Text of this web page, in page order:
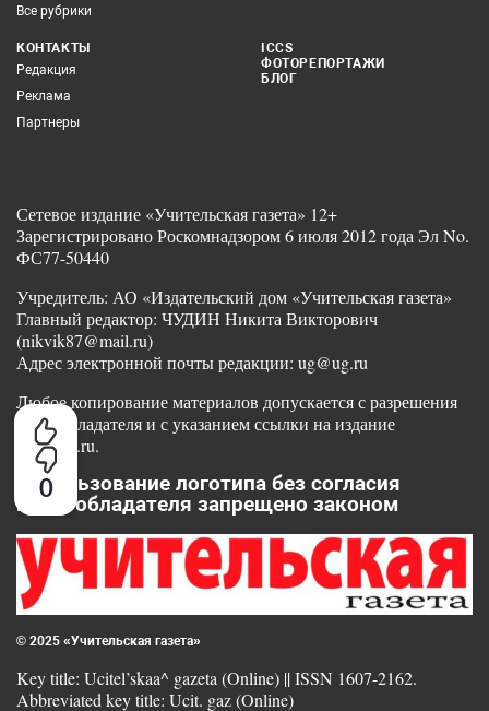
0
Все рубрики
КОНТАКТЫ
Редакция
Реклама
Партнеры
ICCS
ФОТОРЕПОРТАЖИ
БЛОГ
Сетевое издание «Учительская газета» 12+
Зарегистрировано Роскомнадзором 6 июля 2012 года Эл No.
ФС77-50440
Учредитель: АО «Издательский дом «Учительская газета»
Главный редактор: ЧУДИН Никита Викторович
(nikvik87@mail.ru)
Адрес электронной почты редакции: ug@ug.ru
Любое копирование материалов допускается с разрешения
правообладателя и с указанием ссылки на издание
www.ug.ru.
Использование логотипа без согласия
правообладателя запрещено законом
© 2025 «Учительская газета»
Key title: Ucitel’skaa^ gazeta (Online) || ISSN 1607-2162.
Abbreviated key title: Ucit. gaz (Online)